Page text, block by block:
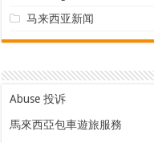
马来西亚新闻
Abuse 投诉
馬來西亞包車遊旅服務